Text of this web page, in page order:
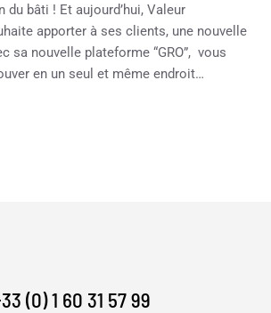
du bâti ! Et aujourd’hui, Valeur
apporter à ses clients, une nouvelle
sa nouvelle plateforme “GRO”, vous
en un seul et même endroit…
(0) 1 60 31 57 99